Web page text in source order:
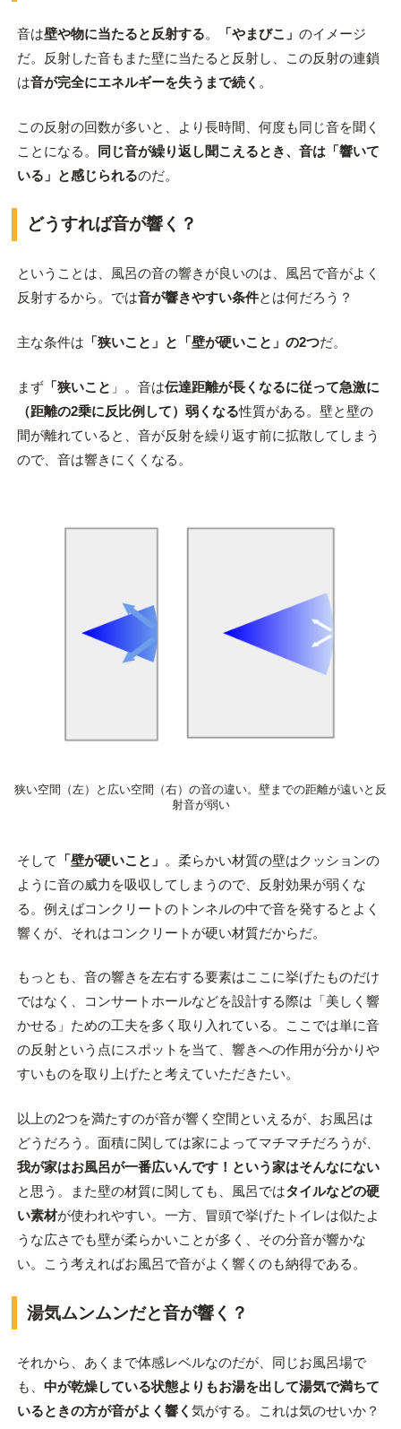
音は壁や物に当たると反射する。 「やまびこ」 のイメージ
だ。反射した音もまた壁に当たると反射し、この反射の連鎖
は音が完全にエネルギーを失うまで続く 。
この反射の回数が多いと、より長時間、何度も同じ音を聞く
ことになる。
同じ音が繰り返し聞こえるとき、音は「響いて
いる」と感じられるのだ。
どうすれば音が響く？
ということは、風呂の音の響きが良いのは、風呂で音がよく
反射するから。では音が響きやすい条件とは何だろう？
主な条件は 「狭いこと」と「壁が硬いこと」の2つだ。
まず「狭いこと 」。音は伝達距離が長くなるに従って急激に
（距離の2乗に反比例して）弱くなる性質がある。壁と壁の
間が離れていると、音が反射を繰り返す前に拡散してしまう
ので、音は響きにくくなる。
狭い空間（左）と広い空間（右）の音の違い。壁までの距離が遠いと反
射音が弱い
そして 「壁が硬いこと」 。柔らかい材質の壁はクッションの
ように音の威力を吸収してしまうので、反射効果が弱くな
る。例えばコンクリートのトンネルの中で音を発するとよく
響くが、それはコンクリートが硬い材質だからだ。
もっとも、音の響きを左右する要素はここに挙げたものだけ
ではなく、コンサートホールなどを設計する際は「美しく響
かせる」ための工夫を多く取り入れている。ここでは単に音
の反射という点にスポットを当て、響きへの作用が分かりや
すいものを取り上げたと考えていただきたい。
以上の2つを満たすのが音が響く空間といえるが、お風呂は
どうだろう。面積に関しては家によってマチマチだろうが、
我が家はお風呂が一番広いんです！という家はそんなにない
と思う。また壁の材質に関しても、風呂ではタイルなどの硬
い素材が使われやすい。一方、冒頭で挙げたトイレは似たよ
うな広さでも壁が柔らかいことが多く、その分音が響かな
い。こう考えればお風呂で音がよく響くのも納得である。
湯気ムンムンだと音が響く？
それから、あくまで体感レベルなのだが、同じお風呂場で
も、 中が乾燥している状態よりもお湯を出して湯気で満ちて
いるときの方が音がよく響く 気がする。これは気のせいか？